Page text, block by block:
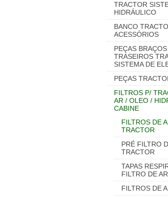
TRACTOR
HIDRÁULICO
BANCO
ACESSÓRIOS
PEÇAS BRAÇOS
TRASEIROS
SISTEMA DE
PEÇAS
FILTROS P/
AR / OLEO /
CABINE
FILTROS DE
TRACTOR
PRÉ FILTRO
TRACTOR
TAPAS
FILTRO DE
FILTROS DE